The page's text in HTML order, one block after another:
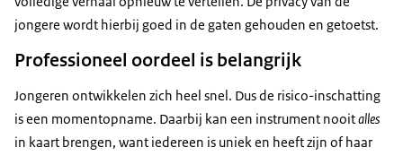
jongere wordt hierbij goed in de gaten gehouden en getoetst.
Professioneel oordeel is belangrijk
Jongeren ontwikkelen zich heel snel. Dus de risico-inschatting
is een momentopname. Daarbij kan een instrument nooitalles
in kaart brengen, want iedereen is uniek en heeft zijn of haar